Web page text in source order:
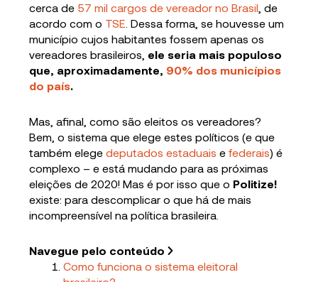
cerca de 57 mil cargos de vereador no Brasil , de
acordo com o TSE . Dessa forma, se houvesse um
município cujos habitantes fossem apenas os
vereadores brasileiros, ele seria mais populoso
que, aproximadamente, 90% dos municípios
do país.
Mas, afinal, como são eleitos os vereadores?
Bem, o sistema que elege estes políticos (e que
também elegedeputados estaduais efederais) é
complexo – e está mudando para as próximas
eleições de 2020! Mas é por isso que o Politize!
existe: para descomplicar o que há de mais
incompreensível na política brasileira.
Navegue pelo conteúdo
Como funciona o sistema eleitoral